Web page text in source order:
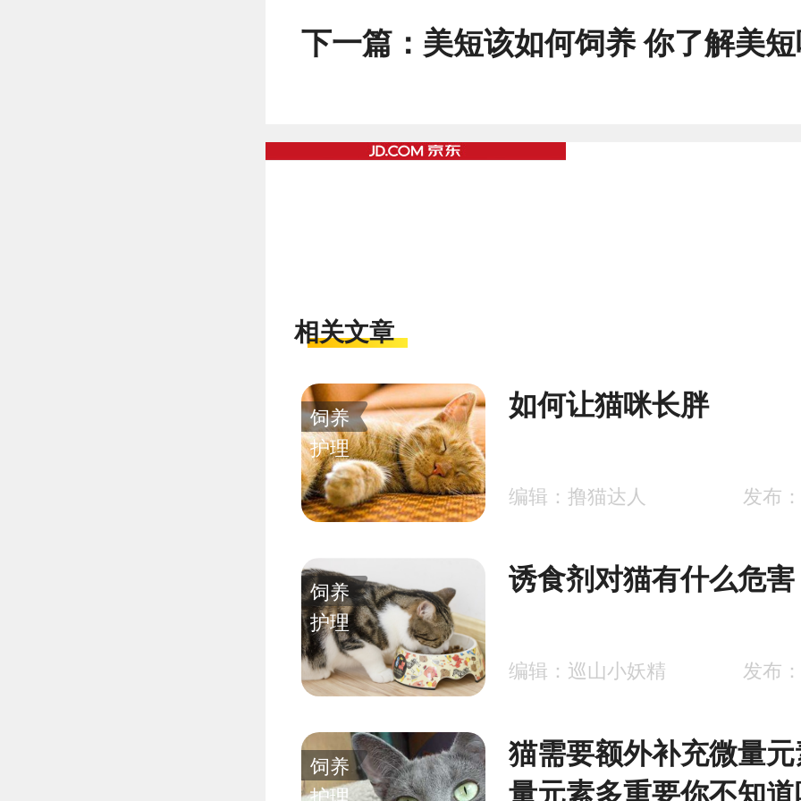
下一篇： 美短该如何饲养 你了解美
相关文章
饲养
护理
如何让猫咪长胖
编辑：撸猫达人 发布
饲养
护理
诱食剂对猫有什么危害
编辑：巡山小妖精 发布
饲养
护理
猫需要额外补充微量
量元素多重要你不知